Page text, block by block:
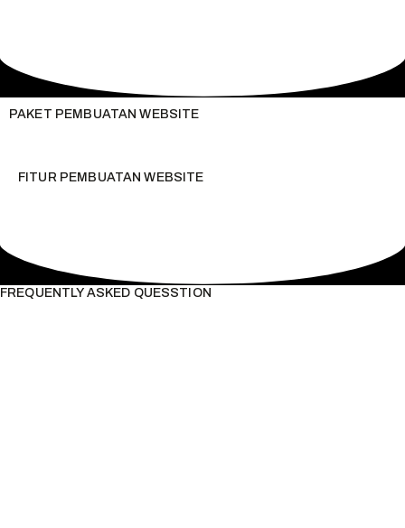
PAKET PEMBUATAN WEBSITE
FITUR PEMBUATAN WEBSITE
FREQUENTLY ASKED QUESSTION